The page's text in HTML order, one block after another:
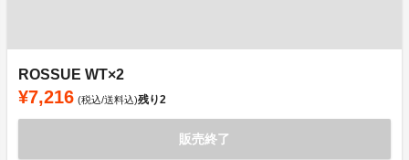
ROSSUE WT×2
¥7,216 (税込/送料込)残り2
販売終了